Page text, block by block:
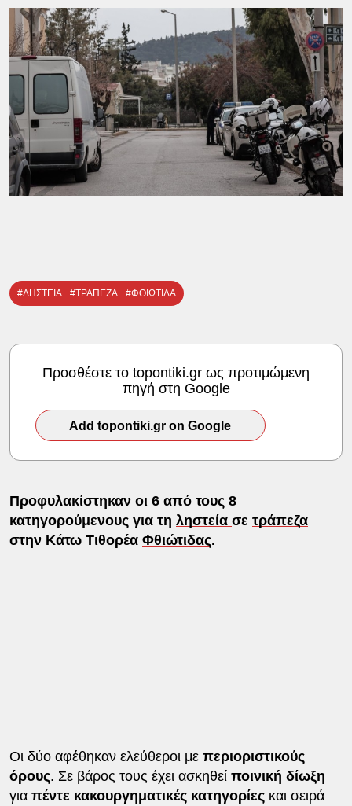
#ΛΗΣΤΕΙΑ #ΤΡΑΠΕΖΑ #ΦΘΙΩΤΙΔΑ
Προσθέστε το topontiki.gr ως προτιμώμενη
πηγή στη Google
Add topontiki.gr on Google
Προφυλακίστηκαν οι 6 από τους 8
κατηγορούμενους για τη ληστεία σε τράπεζα
στην Κάτω Τιθορέα Φθιώτιδας.
Οι δύο αφέθηκαν ελεύθεροι με περιοριστικούς
όρους. Σε βάρος τους έχει ασκηθεί ποινική δίωξη
για πέντε κακουργηματικές κατηγορίεςκαι σειρά